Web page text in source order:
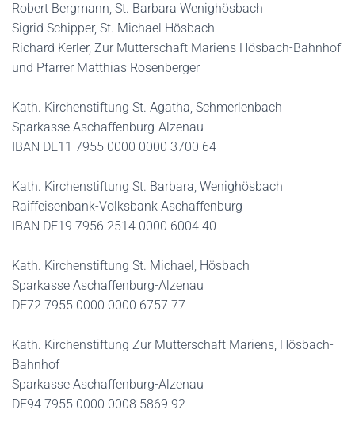
Robert Bergmann, St. Barbara Wenighösbach
Sigrid Schipper, St. Michael Hösbach
Richard Kerler, Zur Mutterschaft Mariens Hösbach-Bahnhof
und Pfarrer Matthias Rosenberger
Kath. Kirchenstiftung St. Agatha, Schmerlenbach
Sparkasse Aschaffenburg-Alzenau
IBAN DE11 7955 0000 0000 3700 64
Kath. Kirchenstiftung St. Barbara, Wenighösbach
Raiffeisenbank-Volksbank Aschaffenburg
IBAN DE19 7956 2514 0000 6004 40
Kath. Kirchenstiftung St. Michael, Hösbach
Sparkasse Aschaffenburg-Alzenau
DE72 7955 0000 0000 6757 77
Kath. Kirchenstiftung Zur Mutterschaft Mariens, Hösbach-
Bahnhof
Sparkasse Aschaffenburg-Alzenau
DE94 7955 0000 0008 5869 92